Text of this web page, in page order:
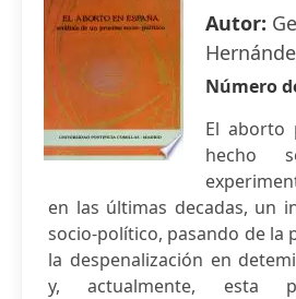
Autor:
Número
El aborto
hecho
en las últimas decadas, un
socio-político, pasando de la
la despenalización en
y, actualmente, esta